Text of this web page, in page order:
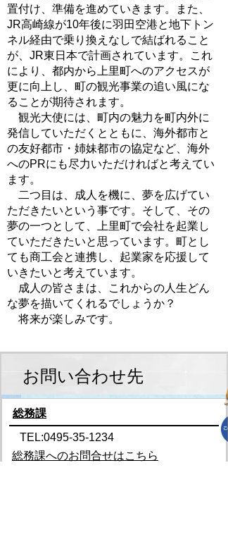
置付け、準備を進めていきます。また、
JR高崎線が10年後に羽田空港と地下トン
ネル経由で乗り換えなしで結ばれること
が、JR東日本で計画されています。これ
により、都内から上里町へのアクセスが
更に向上し、町の観光事業の追い風にな
ることが期待されます。
観光大使には、町内の魅力を町内外に
発信していただくとともに、海外都市と
の友好都市・姉妹都市の協定など、海外
へのPRにも尽力いただければと考えてい
ます。
二つ目は、成人を機に、夢を広げてい
ただきたいという事です。そして、その
夢の一つとして、上里町で会社を起業し
ていただきたいと思っています。町とし
ても商工会と連携し、起業家を応援して
いきたいと考えています。
成人の皆さまは、これからの人生どん
な夢を描いてくれるでしょうか？
将来が楽しみです。
お問い合わせ先
総務課
TEL:0495-35-1234
総務課へのお問合せはこちら